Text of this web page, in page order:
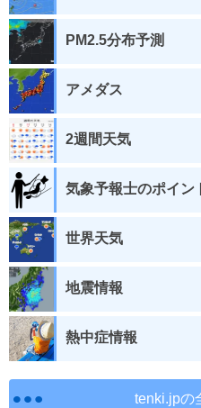
PM2.5分布予測
アメダス
2週間天気
気象予報士のポイン
世界天気
地震情報
熱中症情報
tenki.jpの